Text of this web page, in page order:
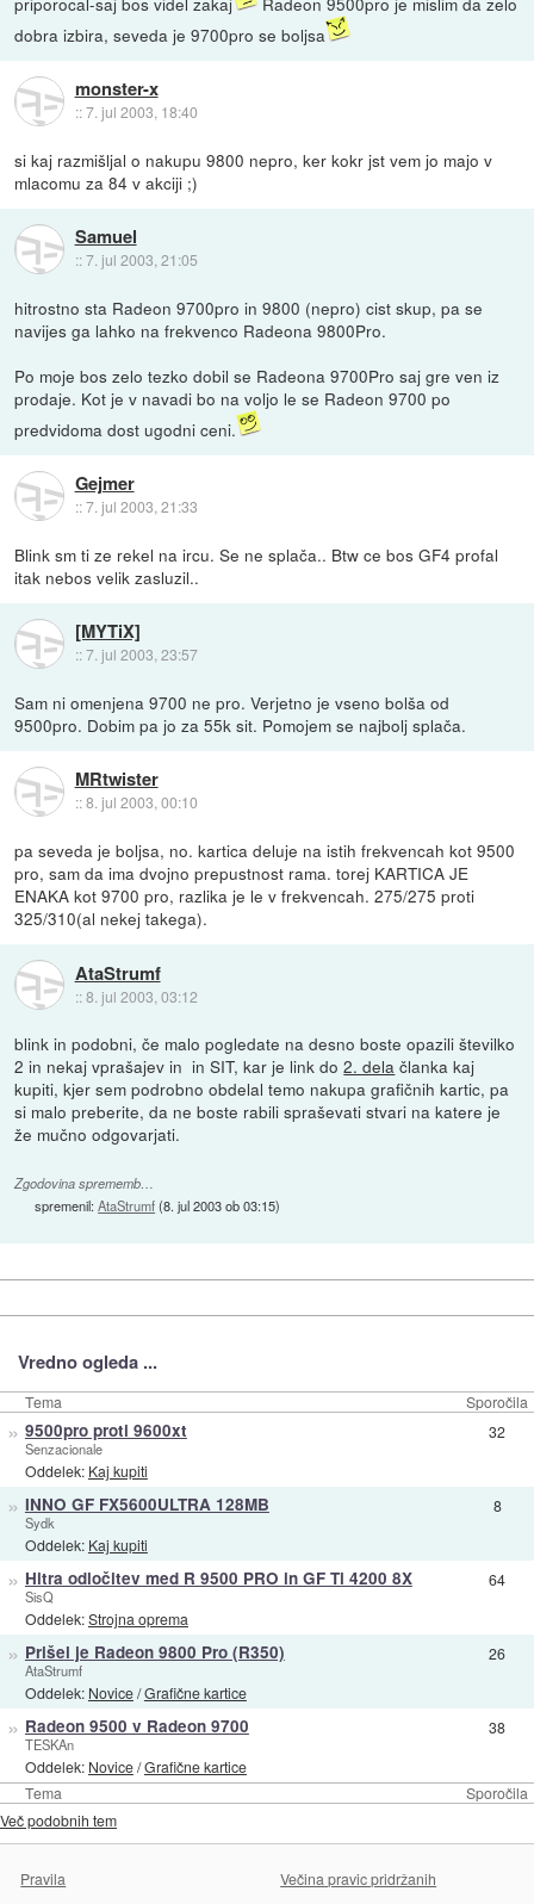
dobra izbira, seveda je 9700pro se boljsa
monster-x
::7. jul 2003, 18:40
si kaj razmišljal o nakupu 9800 nepro, ker kokr jst vem jo majo v
mlacomu za 84 v akciji ;)
Samuel
::7. jul 2003, 21:05
hitrostno sta Radeon 9700pro in 9800 (nepro) cist skup, pa se
navijes ga lahko na frekvenco Radeona 9800Pro.
Po moje bos zelo tezko dobil se Radeona 9700Pro saj gre ven iz
prodaje. Kot je v navadi bo na voljo le se Radeon 9700 po
predvidoma dost ugodni ceni.
Gejmer
::7. jul 2003, 21:33
Blink sm ti ze rekel na ircu. Se ne splača.. Btw ce bos GF4 profal
itak nebos velik zasluzil..
[MYTiX]
::7. jul 2003, 23:57
Sam ni omenjena 9700 ne pro. Verjetno je vseno bolša od
9500pro. Dobim pa jo za 55k sit. Pomojem se najbolj splača.
MRtwister
::8. jul 2003, 00:10
pa seveda je boljsa, no. kartica deluje na istih frekvencah kot 9500
pro, sam da ima dvojno prepustnost rama. torej KARTICA JE
ENAKA kot 9700 pro, razlika je le v frekvencah. 275/275 proti
325/310(al nekej takega).
AtaStrumf
::8. jul 2003, 03:12
blink in podobni, če malo pogledate na desno boste opazili številko
2 in nekaj vprašajev in  in SIT, kar je link do2. dela članka kaj
kupiti, kjer sem podrobno obdelal temo nakupa grafičnih kartic, pa
si malo preberite, da ne boste rabili spraševati stvari na katere je
že mučno odgovarjati.
Zgodovina sprememb…
spremenil:AtaStrumf(8. jul 2003 ob 03:15)
Vredno ogleda ...
Tema Sporočila
Tema Sporočila
» 9500pro proti 9600xt
Senzacionale
Oddelek: Kaj kupiti
32
» INNO GF FX5600ULTRA 128MB
Sydk
Oddelek: Kaj kupiti
8
» Hitra odločitev med R 9500 PRO in GF Ti 4200 8X
SisQ
Oddelek:Strojna oprema
64
» Prišel je Radeon 9800 Pro (R350)
AtaStrumf
Oddelek: Novice/Grafične kartice
26
» Radeon 9500 v Radeon 9700
TESKAn
Oddelek: Novice/Grafične kartice
38
Več podobnih tem
Pravila Večina pravic pridržanih